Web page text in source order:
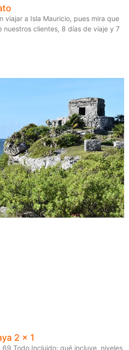
viajar a Isla Mauricio, pues mira que
nuestros clientes, 8 días de viaje y 7
2 x 1
Todo Incluido: qué incluye, niveles